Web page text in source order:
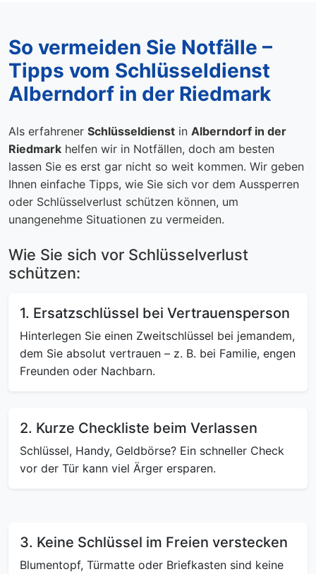
So vermeiden Sie Notfälle –
Tipps vom Schlüsseldienst
Alberndorf in der Riedmark
Als erfahrener Schlüsseldienst in Alberndorf in der
Riedmark helfen wir in Notfällen, doch am besten
lassen Sie es erst gar nicht so weit kommen. Wir geben
Ihnen einfache Tipps, wie Sie sich vor dem Aussperren
oder Schlüsselverlust schützen können, um
unangenehme Situationen zu vermeiden.
Wie Sie sich vor Schlüsselverlust
schützen:
1. Ersatzschlüssel bei Vertrauensperson
Hinterlegen Sie einen Zweitschlüssel bei jemandem,
dem Sie absolut vertrauen – z. B. bei Familie, engen
Freunden oder Nachbarn.
2. Kurze Checkliste beim Verlassen
Schlüssel, Handy, Geldbörse? Ein schneller Check
vor der Tür kann viel Ärger ersparen.
3. Keine Schlüssel im Freien verstecken
Blumentopf, Türmatte oder Briefkasten sind keine